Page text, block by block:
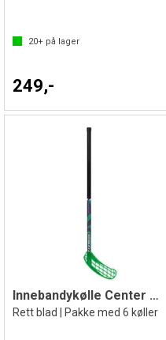
20+ på lager
249,-
Innebandykølle Center 80 cm Grønn 6 stk
Rett blad | Pakke med 6 køller